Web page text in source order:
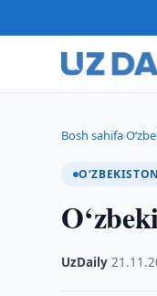
Bosh sahifa›
O‘ZBEKISTON
UzDaily ·